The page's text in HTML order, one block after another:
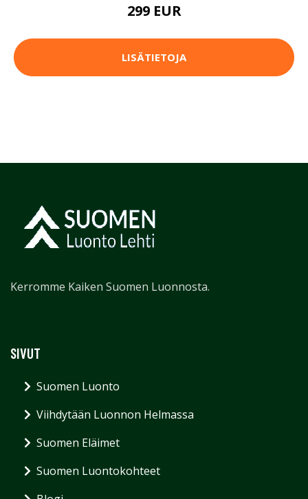
299 EUR
LISÄTIETOJA
Kerromme Kaiken Suomen Luonnosta.
SIVUT
Suomen Luonto
Viihdytään Luonnon Helmassa
Suomen Eläimet
Suomen Luontokohteet